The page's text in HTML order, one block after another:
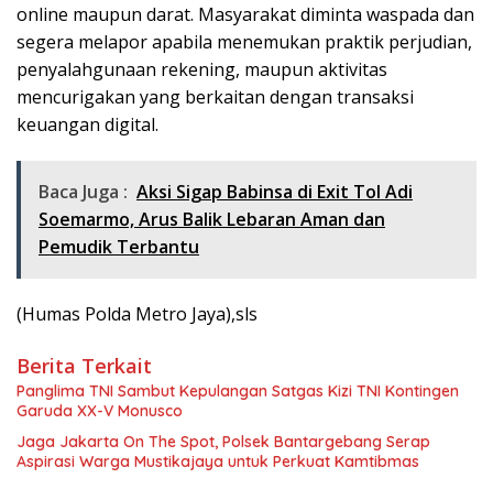
online maupun darat. Masyarakat diminta waspada dan
segera melapor apabila menemukan praktik perjudian,
penyalahgunaan rekening, maupun aktivitas
mencurigakan yang berkaitan dengan transaksi
keuangan digital.
Baca Juga : Aksi Sigap Babinsa di Exit Tol Adi
Soemarmo, Arus Balik Lebaran Aman dan
Pemudik Terbantu
(Humas Polda Metro Jaya),sls
Berita Terkait
Panglima TNI Sambut Kepulangan Satgas Kizi TNI Kontingen
Garuda XX-V Monusco
Jaga Jakarta On The Spot, Polsek Bantargebang Serap
Aspirasi Warga Mustikajaya untuk Perkuat Kamtibmas